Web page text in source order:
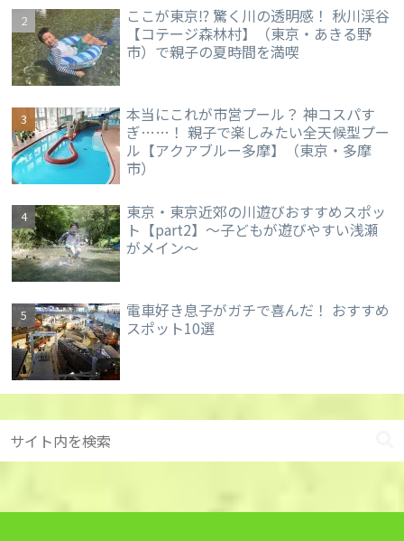
ここが東京⁉ 驚く川の透明感！ 秋川渓谷
【コテージ森林村】（東京・あきる野
市）で親子の夏時間を満喫
本当にこれが市営プール？ 神コスパす
ぎ……！ 親子で楽しみたい全天候型プー
ル【アクアブルー多摩】（東京・多摩
市）
東京・東京近郊の川遊びおすすめスポッ
ト【part2】～子どもが遊びやすい浅瀬
がメイン～
電車好き息子がガチで喜んだ！ おすすめ
スポット10選